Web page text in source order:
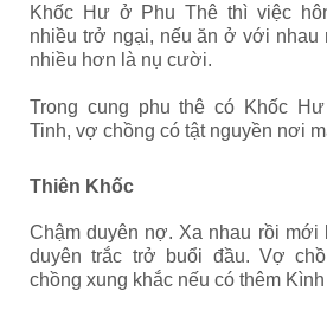
Khốc Hư ở Phu Thê thì việc
nhiều trở ngại, nếu ăn ở với nhau
nhiều hơn là nụ cười.
Trong cung phu thê có Khốc
Tinh, vợ chồng có tật nguyền nơi
Thiên Khốc
Chậm duyên nợ. Xa nhau rồi mới
duyên trắc trở buổi đầu. Vợ
chồng xung khắc nếu có thêm